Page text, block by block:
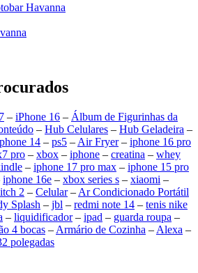
Havanna
– iPhone 16 – Álbum de Figurinhas da
– Hub Celulares – Hub Geladeira –
14 – ps5 – Air Fryer– iphone 16 pro
pro – xbox – iphone – creatina – whey
– iphone 17 pro max – iphone 15 pro
iphone 16e – xbox series s – xiaomi –
2 – Celular– Ar Condicionado Portátil
Splash – jbl – redmi note 14 – tenis nike
– liquidificador– ipad – guarda roupa –
4 bocas – Armário de Cozinha – Alexa –
polegadas